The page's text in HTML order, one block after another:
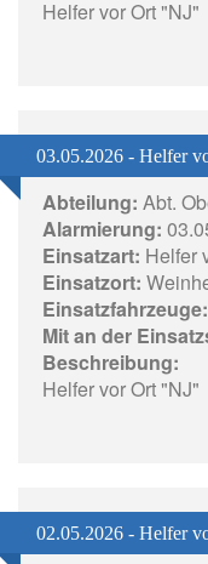
Helfer vor Ort "NJ"
03.05.2026 - Helfer
Abteilung: Abt.
Alarmierung:
Einsatzart: Helfer
Einsatzort:
Einsatzfahrzeuge:
Mit an der
Beschreibung:
Helfer vor Ort "NJ"
02.05.2026 - Helfer